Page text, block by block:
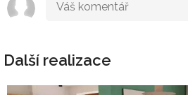
Další realizace